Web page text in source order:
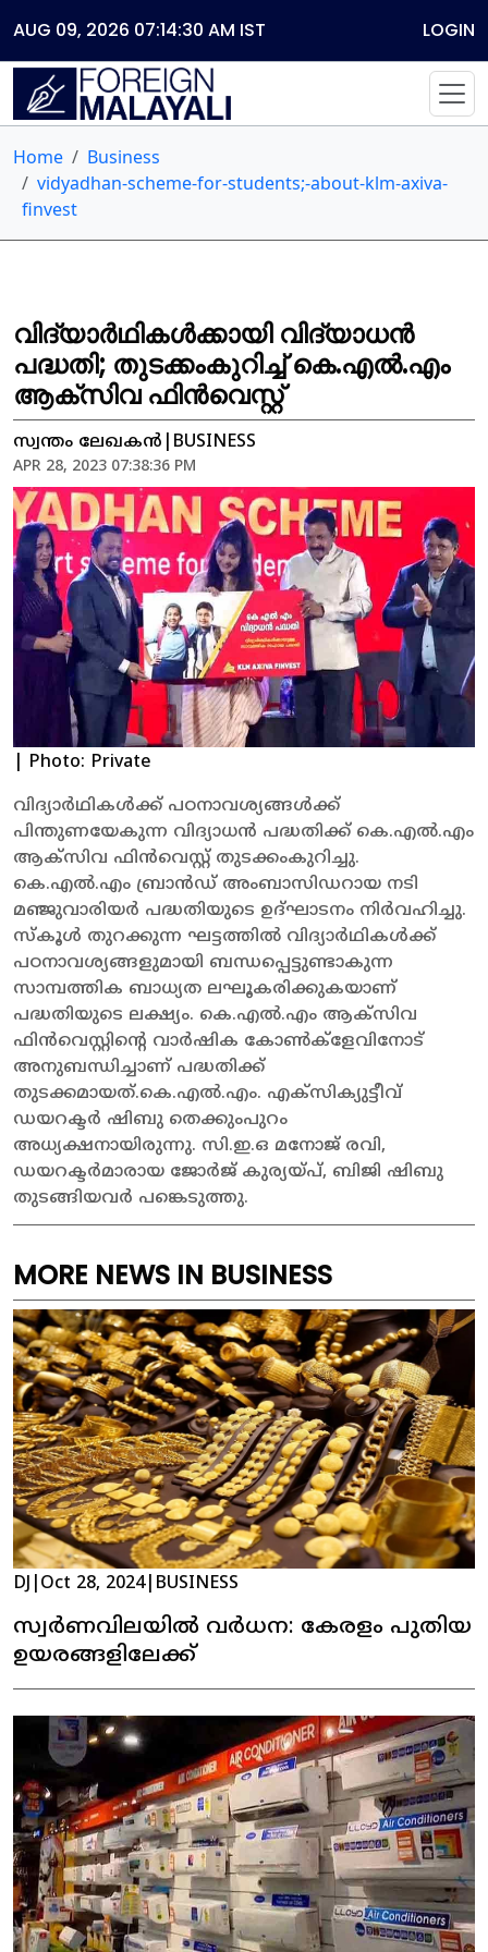
AUG 09, 2026 07:14:30 AM IST LOGIN
Home
Business
vidyadhan-scheme-for-students;-about-klm-axiva-
finvest
വിദ്യാര്‍ഥികള്‍ക്കായി വിദ്യാധന്‍
പദ്ധതി; തുടക്കംകുറിച്ച് കെ.എല്‍.എം
ആക്സിവ ഫിന്‍വെസ്റ്റ്
സ്വന്തം ലേഖകൻ|BUSINESS
APR 28, 2023 07:38:36 PM
| Photo: Private
വിദ്യാര്‍ഥികള്‍ക്ക് പഠനാവശ്യങ്ങള്‍ക്ക്
പിന്തുണയേകുന്ന വിദ്യാധന്‍ പദ്ധതിക്ക് കെ.എല്‍.എം
ആക്സിവ ഫിന്‍വെസ്റ്റ് തുടക്കംകുറിച്ചു.
കെ.എല്‍.എം ബ്രാന്‍ഡ് അംബാസിഡറായ നടി
മഞ്ജുവാരിയര്‍ പദ്ധതിയുടെ ഉദ്ഘാടനം നിര്‍വഹിച്ചു.
സ്കൂള്‍ തുറക്കുന്ന ഘട്ടത്തില്‍ വിദ്യാര്‍ഥികള്‍ക്ക്
പഠനാവശ്യങ്ങളുമായി ബന്ധപ്പെട്ടുണ്ടാകുന്ന
സാമ്പത്തിക ബാധ്യത ലഘൂകരിക്കുകയാണ്
പദ്ധതിയുടെ ലക്ഷ്യം. കെ.എല്‍.എം ആക്സിവ
ഫിന്‍വെസ്റ്റിന്റെ വാര്‍ഷിക കോണ്‍ക്ളേവിനോട്
അനുബന്ധിച്ചാണ് പദ്ധതിക്ക്
തുടക്കമായത്.കെ.എല്‍.എം. എക്സിക്യുട്ടീവ്
ഡയറക്ടര്‍ ഷിബു തെക്കുംപുറം
അധ്യക്ഷനായിരുന്നു. സി.ഇ.ഒ മനോജ് രവി,
ഡയറക്ടര്‍മാരായ ജോര്‍ജ് കുര്യയ്പ്, ബിജി ഷിബു
തുടങ്ങിയവര്‍ പങ്കെടുത്തു.
MORE NEWS IN BUSINESS
DJ Oct 28, 2024| BUSINESS
സ്വർണവിലയിൽ വർധന: കേരളം പുതിയ
ഉയരങ്ങളിലേക്ക്